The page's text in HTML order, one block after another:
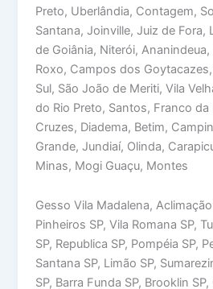
Preto, Uberlândia, Contagem,
Santana, Joinville, Juiz de Fora,
de Goiânia, Niterói, Ananindeua,
Roxo, Campos dos
Sul, São João de Meriti, Vila
do Rio Preto, Santos, Franco
Cruzes, Diadema, Betim,
Grande, Jundiaí, Olinda,
Minas, Mogi Guaçu, Montes
Gesso Vila Madalena, Aclimação
Pinheiros SP, Vila Romana SP,
SP, Republica SP, Pompéia SP,
Santana SP, Limão SP,
SP, Barra Funda SP, Brooklin